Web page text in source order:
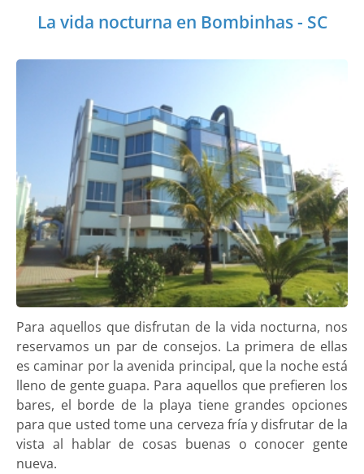
La vida nocturna en Bombinhas - SC
Para aquellos que disfrutan de la vida nocturna, nos
reservamos un par de consejos. La primera de ellas
es caminar por la avenida principal, que la noche está
lleno de gente guapa. Para aquellos que prefieren los
bares, el borde de la playa tiene grandes opciones
para que usted tome una cerveza fría y disfrutar de la
vista al hablar de cosas buenas o conocer gente
nueva.